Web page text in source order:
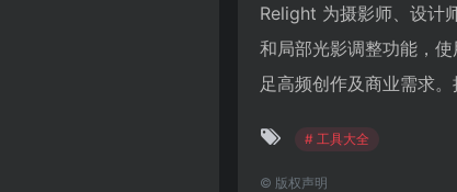
Relight 为摄影师、设计
和局部光影调整功能，
足高频创作及商业需求
# 工具大全
© 版权声明